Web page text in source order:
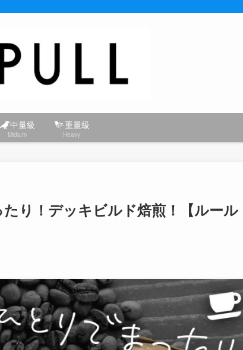
中量級
Midium
重量級
Heavy
たり！デッキビルド焙煎！【ルール